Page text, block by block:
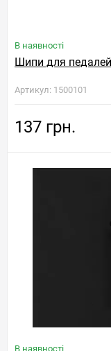
В наявності
Шипи для педалей
Артикул: 1500101
137 грн.
В наявності